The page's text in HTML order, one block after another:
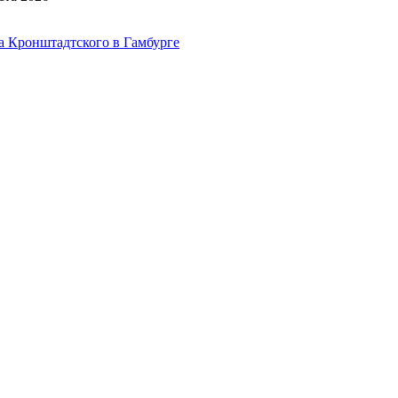
Кронштадтского в Гамбурге